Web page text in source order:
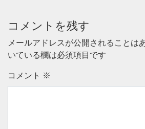
コメントを残す
メールアドレスが公開されることは
いている欄は必須項目です
コメント ※